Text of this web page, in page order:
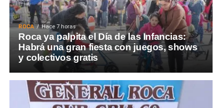
ROCA Hace 7 horas
Roca ya palpita el Día de las Infancias:
Habrá una gran fiesta con juegos, shows
y colectivos gratis